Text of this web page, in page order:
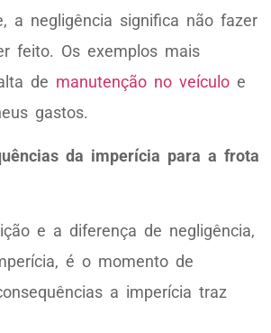
a negligência significa não fazer
feito. Os exemplos mais
de manutenção no veículo e
gastos.
da imperícia para a frota
e a diferença de negligência,
é o momento de
a imperícia traz